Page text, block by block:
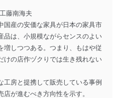
藤南海夫
産の安価な家具が日本の家具市
品は、小規模ながらセンスのよい
増しつつある。つまり、もはや従
けの店作ヅクりでは生き残れない
房と提携して販売している事例
が進むべき方向性を示す。